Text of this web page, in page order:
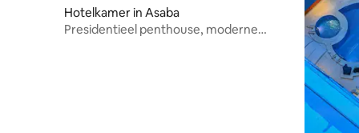
Hotelkamer in Asaba
Presidentieel penthouse, moderne